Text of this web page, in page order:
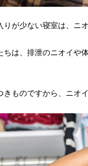
が少ない寝室は、ニ
ちは、排泄のニオイや
ものですから、ニオ